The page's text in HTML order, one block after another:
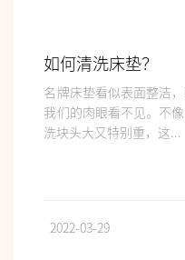
如何清洗床垫？
名牌床垫看似表面整洁
我们的肉眼看不见。不
洗块头大又特别重，这...
2022-03-29